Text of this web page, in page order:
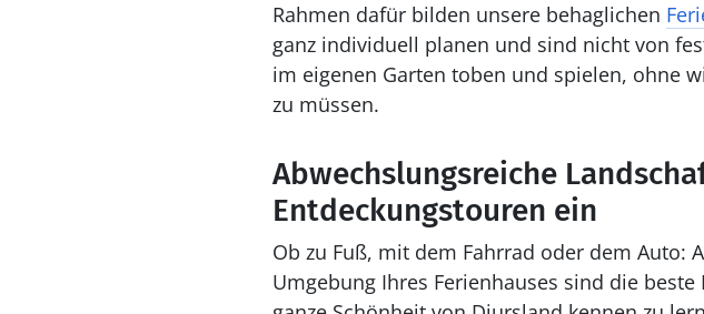
Rahmen dafür bilden unsere behaglichen
ganz individuell planen und sind nicht von
im eigenen Garten toben und spielen, ohne
zu müssen.
Abwechslungsreiche
Entdeckungstouren ein
Ob zu Fuß, mit dem Fahrrad oder dem Auto:
Umgebung Ihres Ferienhauses sind die